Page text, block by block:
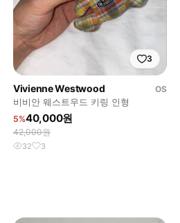
3
Vivienne Westwood
OS
비비안 웨스트우드 키링 인형
5%40,000원
42,000원
32 3